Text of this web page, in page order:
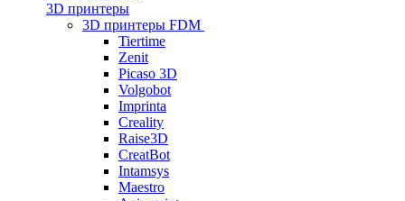
3D принтеры
3D принтеры FDM
Tiertime
Zenit
Picaso 3D
Volgobot
Imprinta
Creality
Raise3D
CreatBot
Intamsys
Maestro